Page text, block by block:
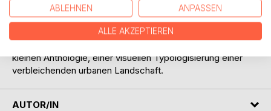
Ein dokumentarischer, fotografischer Blick, der nicht
wertet, sondern einfach nur schaut. Keine Tränen, kein
Triumph - ein stilles Dokument eines langsamen,
kleinen Anthologie, einer visuellen Typologisierung einer
verbleichenden urbanen Landschaft.
AUTOR/IN
ABLEHNEN ANPASSEN
ALLE AKZEPTIEREN